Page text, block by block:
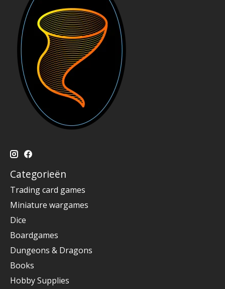
Categorieën
Trading card games
Miniature wargames
Dice
Boardgames
Dungeons & Dragons
Books
Hobby Supplies